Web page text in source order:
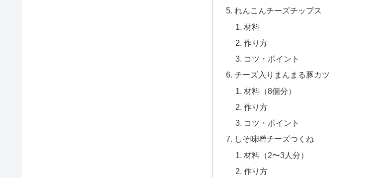
れんこんチーズチップス
材料
作り方
コツ・ポイント
チーズ入りまんまる豚カツ
材料（8個分）
作り方
コツ・ポイント
しそ味噌チーズつくね
材料（2〜3人分）
作り方